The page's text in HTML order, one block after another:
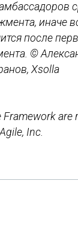
иначе
после
©
Xsolla
Framework are
Inc.